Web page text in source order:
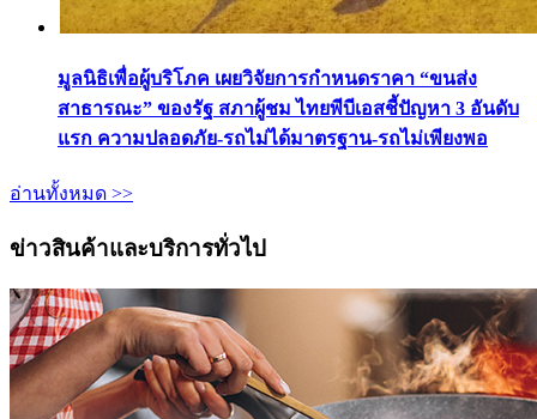
มูลนิธิเพื่อผู้บริโภค เผยวิจัยการกำหนดราคา “ขนส่ง
สาธารณะ” ของรัฐ สภาผู้ชม ไทยพีบีเอสชี้ปัญหา 3 อันดับ
แรก ความปลอดภัย-รถไม่ได้มาตรฐาน-รถไม่เพียงพอ
อ่านทั้งหมด >>
ข่าวสินค้าและบริการทั่วไป